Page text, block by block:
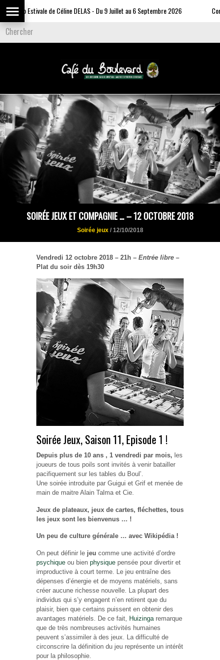
Expo Estivale de Céline DELAS - Du 9 Juillet au 6 Septembre 2026
SOIRÉE JEUX ET COMPAGNIE … – 12 OCTOBRE 2018
Soirée jeux/ 12/10/2018
Vendredi 12 octobre 2018 – 21h – Entrée libre –
Plat du soir dès 19h30
Soirée Jeux, Saison 11, Episode 1 !
Depuis plus de 10 ans , 1 vendredi par mois, les
joueurs de tous poils sont invités à venir batailler
pacifiquement sur les tables du Boul’.
Une soirée introduite par Guigui et Grif et menée de
main de maitre Alain Talma et Cie.
Jeux de plateaux, jeux de cartes, fléchettes, tous
les jeux sont les bienvenus … !
Un peu de culture générale … avec Wikipédia !
On peut définir le jeu comme une activité d’ordre
psychique ou bien physique pensée pour divertir et
improductive à court terme. Le jeu entraîne des
dépenses d’énergie et de moyens matériels, sans
créer aucune richesse nouvelle. La plupart des
individus qui s’y engagent n’en retirent que du
plaisir, bien que certains puissent en obtenir des
avantages matériels. De ce fait, Huizinga remarque
que de très nombreuses activités humaines
peuvent s’assimiler à des jeux. La difficulté de
circonscrire la définition du jeu représente un intérêt
pour la philosophie.